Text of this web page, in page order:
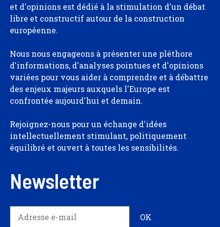
et d'opinions est dédié à la stimulation d'un débat
libre et constructif autour de la construction
européenne.
Nous nous engageons à présenter une pléthore
d'informations, d'analyses pointues et d'opinions
variées pour vous aider à comprendre et à débattre
des enjeux majeurs auxquels l'Europe est
confrontée aujourd'hui et demain.
Rejoignez-nous pour un échange d'idées
intellectuellement stimulant, politiquement
équilibré et ouvert à toutes les sensibilités.
Newsletter